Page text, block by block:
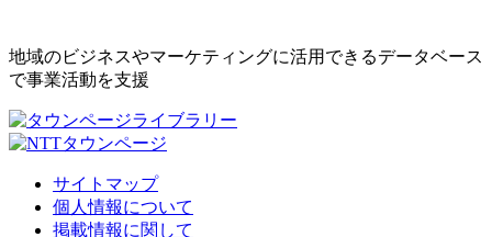
地域のビジネスやマーケティングに活用できるデータベース
で事業活動を支援
サイトマップ
個人情報について
掲載情報に関して